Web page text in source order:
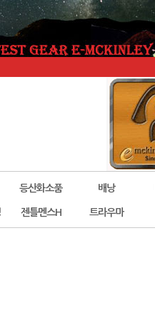
등산화소품 배낭
젠틀멘스H 트라우마